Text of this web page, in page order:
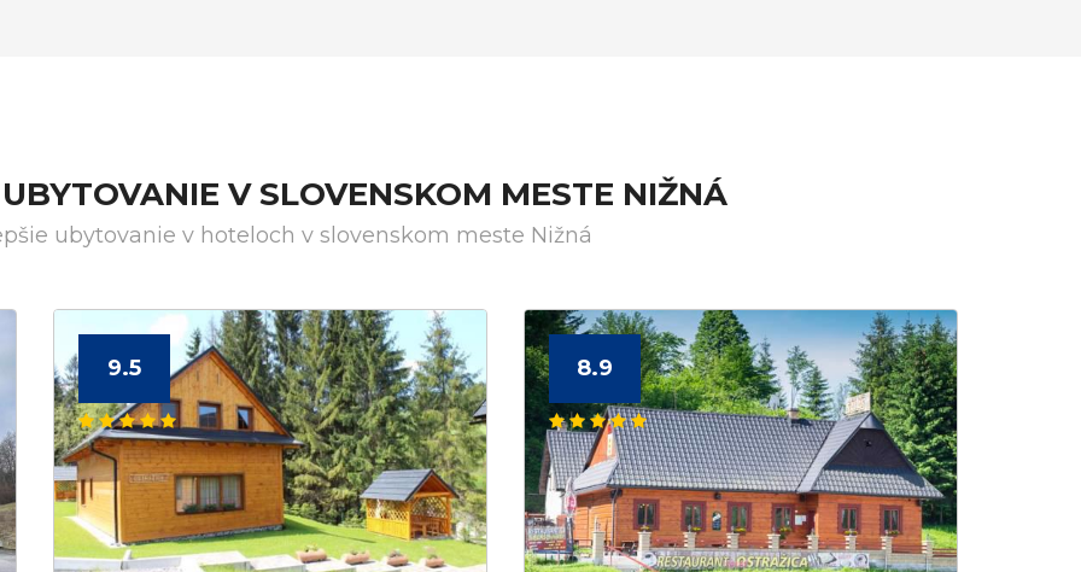
V SLOVENSKOM MESTE NIŽNÁ
ubytovanie v hoteloch v slovenskom meste Nižná
9.5 8.9